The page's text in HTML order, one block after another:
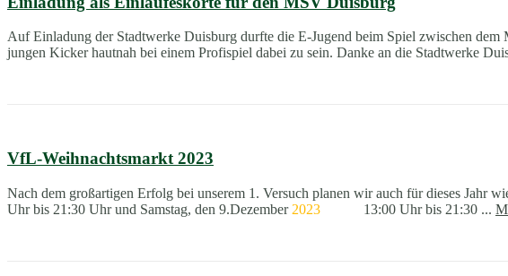
Auf Einladung der Stadtwerke Duisburg durfte die E-Jugend beim Spiel zwischen
jungen Kicker hautnah bei einem Profispiel dabei zu sein. Danke an die Stadtwerke
VfL-Weihnachtsmarkt 2023
Nach dem großartigen Erfolg bei unserem 1. Versuch planen wir auch für dieses Jahr
Uhr bis 21:30 Uhr und Samstag, den 9.Dezember 2023 13:00 Uhr bis 21:30 ...